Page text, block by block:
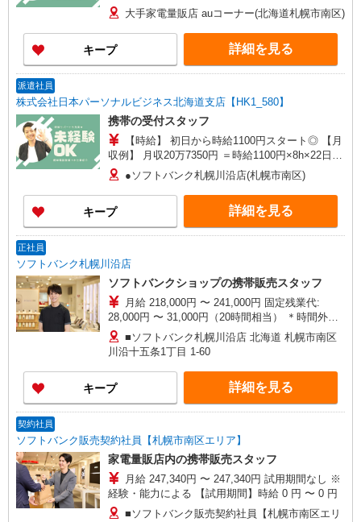
×8h×22日＋残(10h) ●交通費全額支給 ●残業手当
（時給×1.25） ●各種手当支給 各種社会保険完
備/年次有給休暇/昇給制度 時間外手当/制服貸与/
携帯電話割引 無料の健康診断/介護・育児休暇な
ど充実★
大手家電量販店 auコーナー(北海道札幌市南区)
キープ 詳細を見る
派遣社員
株式会社日本パーソナルビジネス北海道支店【HK1_580】
携帯の受付スタッフ
【時給】 初日から時給1100円スタート◎ 【月
収例】 月収20万7350円 ＝時給1100円×8h×22日＋
残(10h) ●交通費支給(規定有) ●残業手当（時給
×1.25） ●各種手当支給 各種社会保険完備/年次有
給休暇/昇給制度 時間外手当/制服貸与/携帯電話割
引 無料の健康診断/介護・育児休暇など充実★
●ソフトバンク札幌川沿店(札幌市南区)
キープ 詳細を見る
正社員
ソフトバンク札幌川沿店
ソフトバンクショップの携帯販売スタッフ
月給 218,000円 〜 241,000円 固定残業代:
28,000円 〜 31,000円（20時間相当） ＊時間外手
当は時間外労働の有無にかかわらず、固定残業代
として支給し、 相当時間を超える時間外労働は法
定通り追加で支給します。相当時間を超える時間
外労働の残業代は1分単位で支給します。 試用期
間あり 6ヶ月 ※経験・能力による 【試用期間】時
給 1100 円 〜 1100 円
■ソフトバンク札幌川沿店 北海道 札幌市南区
川沿十五条1丁目 1‐60
キープ 詳細を見る
契約社員
ソフトバンク販売契約社員【札幌市南区エリア】
家電量販店内の携帯販売スタッフ
月給 247,340円 〜 247,340円 試用期間なし ※
経験・能力による 【試用期間】時給 0 円 〜 0 円
■ソフトバンク販売契約社員【札幌市南区エリ